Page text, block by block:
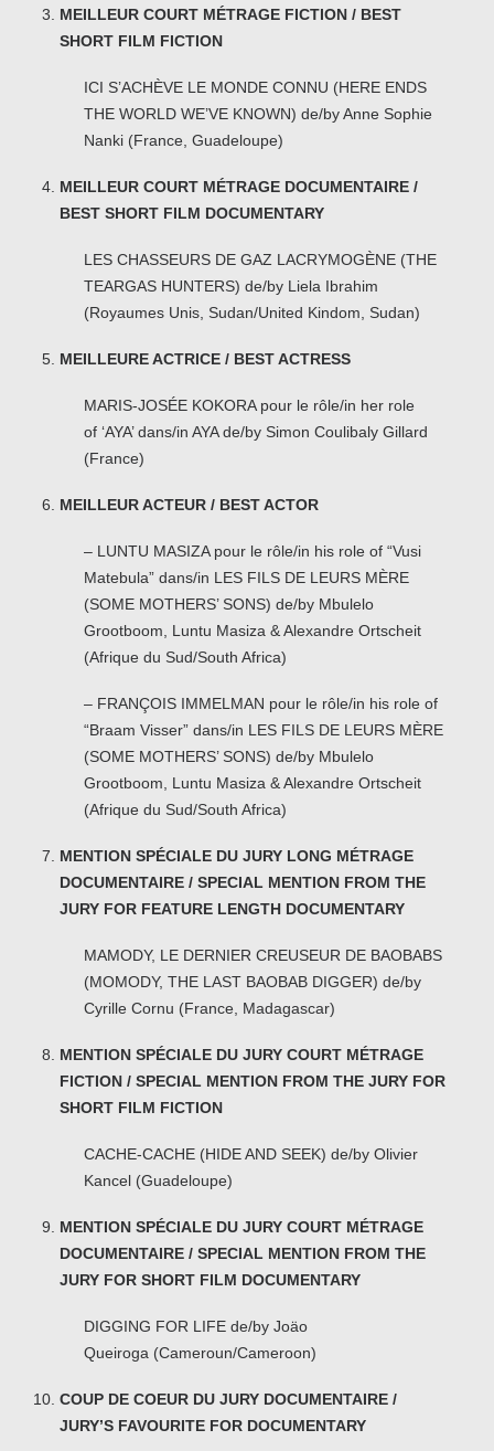
MEILLEUR COURT MÉTRAGE FICTION / BEST
SHORT FILM FICTION
ICI S’ACHÈVE LE MONDE CONNU (HERE ENDS
THE WORLD WE’VE KNOWN) de/by Anne Sophie
Nanki (France, Guadeloupe)
MEILLEUR COURT MÉTRAGE DOCUMENTAIRE /
BEST SHORT FILM DOCUMENTARY
LES CHASSEURS DE GAZ LACRYMOGÈNE (THE
TEARGAS HUNTERS) de/by Liela Ibrahim
(Royaumes Unis, Sudan/United Kindom, Sudan)
MEILLEURE ACTRICE / BEST ACTRESS
MARIS-JOSÉE KOKORA pour le rôle/in her role
of ‘AYA’ dans/in AYA de/by Simon Coulibaly Gillard
(France)
MEILLEUR ACTEUR / BEST ACTOR
– LUNTU MASIZA pour le rôle/in his role of “Vusi
Matebula” dans/in LES FILS DE LEURS MÈRE
(SOME MOTHERS’ SONS) de/by Mbulelo
Grootboom, Luntu Masiza & Alexandre Ortscheit
(Afrique du Sud/South Africa)
– FRANÇOIS IMMELMAN pour le rôle/in his role of
“Braam Visser” dans/in LES FILS DE LEURS MÈRE
(SOME MOTHERS’ SONS) de/by Mbulelo
Grootboom, Luntu Masiza & Alexandre Ortscheit
(Afrique du Sud/South Africa)
MENTION SPÉCIALE DU JURY LONG MÉTRAGE
DOCUMENTAIRE / SPECIAL MENTION FROM THE
JURY FOR FEATURE LENGTH DOCUMENTARY
MAMODY, LE DERNIER CREUSEUR DE BAOBABS
(MOMODY, THE LAST BAOBAB DIGGER) de/by
Cyrille Cornu (France, Madagascar)
MENTION SPÉCIALE DU JURY COURT MÉTRAGE
FICTION / SPECIAL MENTION FROM THE JURY FOR
SHORT FILM FICTION
CACHE-CACHE (HIDE AND SEEK) de/by Olivier
Kancel (Guadeloupe)
MENTION SPÉCIALE DU JURY COURT MÉTRAGE
DOCUMENTAIRE / SPECIAL MENTION FROM THE
JURY FOR SHORT FILM DOCUMENTARY
DIGGING FOR LIFE de/by Joäo
Queiroga (Cameroun/Cameroon)
COUP DE COEUR DU JURY DOCUMENTAIRE /
JURY’S FAVOURITE FOR DOCUMENTARY